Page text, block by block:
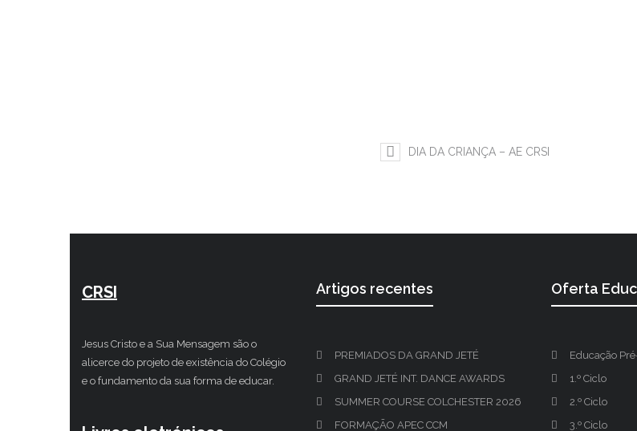
DIA DA CRIANÇA – AE CRSI
CRSI
Jesus Cristo e a Sua Mensagem são o
alicerce do projeto de existência do Colégio
e o fundamento da sua forma de educar.
Artigos recentes
PREMIADOS DA GRAND JETÉ
GRAND JETÉ INT. DANCE AWARDS
SUMMER COURSE COLCHESTER 2026
FORMAÇÃO APEC CCM
Oferta
Educação
1.º Ciclo
2.º Ciclo
3.º Ciclo